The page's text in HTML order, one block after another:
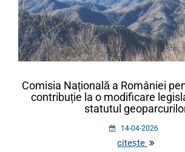
Comisia Națională a României
contribuție la o modificare
statutul
14-04-2026
citește